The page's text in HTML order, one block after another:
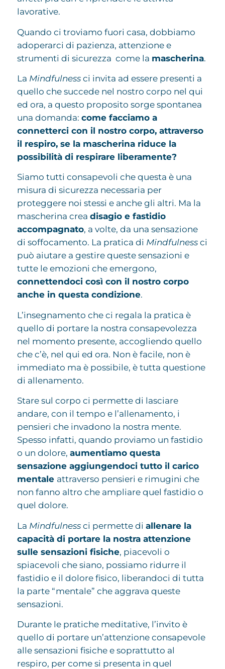
lavorative.
Quando ci troviamo fuori casa, dobbiamo
adoperarci di pazienza, attenzione e
strumenti di sicurezza come la mascherina.
La Mindfulnessci invita ad essere presenti a
quello che succede nel nostro corpo nel qui
ed ora, a questo proposito sorge spontanea
una domanda: come facciamo a
connetterci con il nostro corpo, attraverso
il respiro, se la mascherina riduce la
possibilità di respirare liberamente?
Siamo tutti consapevoli che questa è una
misura di sicurezza necessaria per
proteggere noi stessi e anche gli altri. Ma la
mascherina crea disagio e fastidio
accompagnato, a volte, da una sensazione
di soffocamento. La pratica di Mindfulnessci
può aiutare a gestire queste sensazioni e
tutte le emozioni che emergono,
connettendoci così con il nostro corpo
anche in questa condizione.
L’insegnamento che ci regala la pratica è
quello di portare la nostra consapevolezza
nel momento presente, accogliendo quello
che c’è, nel qui ed ora. Non è facile, non è
immediato ma è possibile, è tutta questione
di allenamento.
Stare sul corpo ci permette di lasciare
andare, con il tempo e l’allenamento, i
pensieri che invadono la nostra mente.
Spesso infatti, quando proviamo un fastidio
o un dolore, aumentiamo questa
sensazione aggiungendoci tutto il carico
mentale attraverso pensieri e rimugini che
non fanno altro che ampliare quel fastidio o
quel dolore.
La Mindfulnessci permette di allenare la
capacità di portare la nostra attenzione
sulle sensazioni fisiche, piacevoli o
spiacevoli che siano, possiamo ridurre il
fastidio e il dolore fisico, liberandoci di tutta
la parte “mentale” che aggrava queste
sensazioni.
Durante le pratiche meditative, l’invito è
quello di portare un’attenzione consapevole
alle sensazioni fisiche e soprattutto al
respiro, per come si presenta in quel